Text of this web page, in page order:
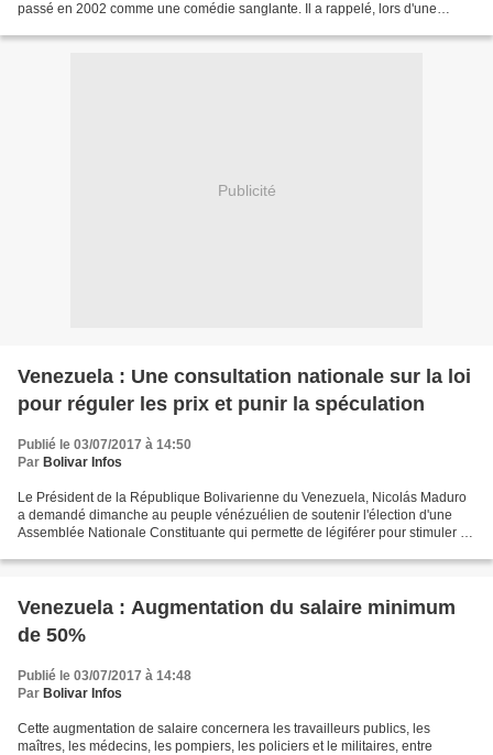
passé en 2002 comme une comédie sanglante. Il a rappelé, lors d'une
Publicité
Venezuela : Une consultation nationale sur la loi
pour réguler les prix et punir la spéculation
Publié le 03/07/2017 à 14:50
Par Bolivar Infos
Le Président de la République Bolivarienne du Venezuela, Nicolás Maduro
a demandé dimanche au peuple vénézuélien de soutenir l'élection d'une
Assemblée Nationale Constituante qui permette de légiférer pour stimuler la
Venezuela : Augmentation du salaire minimum
de 50%
Publié le 03/07/2017 à 14:48
Par Bolivar Infos
Cette augmentation de salaire concernera les travailleurs publics, les
maîtres, les médecins, les pompiers, les policiers et le militaires, entre